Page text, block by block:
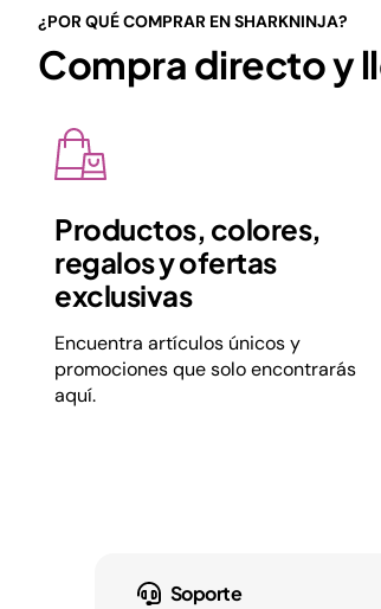
¿POR QUÉ COMPRAR EN SHARKNINJA?
Compra directo y
Productos, colores,
regalos y ofertas
exclusivas
Encuentra artículos únicos y
promociones que solo encontrarás
aquí.
Soporte